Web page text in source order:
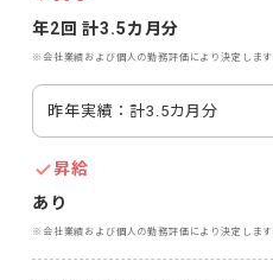
年2回 計3.5カ月分
※会社業績および個人の勤務評価により決定しま
昨年実績：計3.5カ月分
昇給
あり
※会社業績および個人の勤務評価により決定しま